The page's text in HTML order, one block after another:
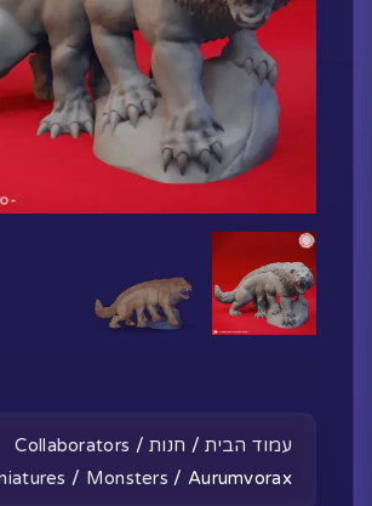
עמוד הבית/ חנות/
Collaborators
/ Monsters / Aurumvorax